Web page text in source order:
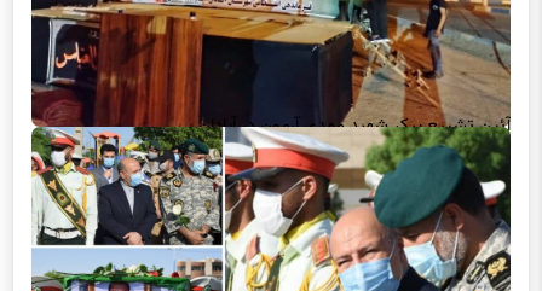
آئین تشییع پیکر شهید مهدی آرمون در آبادان